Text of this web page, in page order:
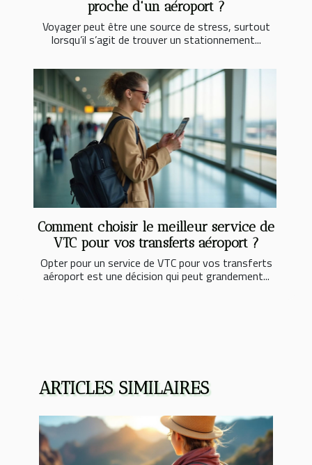
proche d'un aéroport ?
Voyager peut être une source de stress, surtout
lorsqu’il s’agit de trouver un stationnement...
Comment choisir le meilleur service de
VTC pour vos transferts aéroport ?
Opter pour un service de VTC pour vos transferts
aéroport est une décision qui peut grandement...
ARTICLES SIMILAIRES